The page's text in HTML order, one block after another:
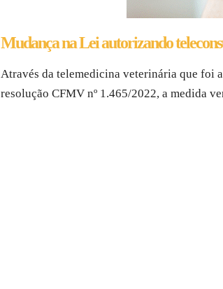
Mudança na Lei autorizando
Através da telemedicina veterinária que foi
resolução CFMV nº 1.465/2022, a medida